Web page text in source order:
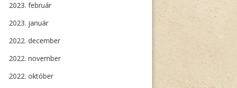
2023. február
2023. január
2022. december
2022. november
2022. október